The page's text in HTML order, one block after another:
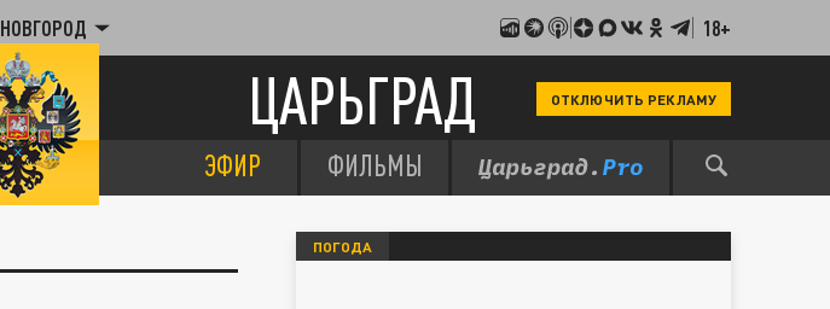
18+
ЦАРЬГРАД ОТКЛЮЧИТЬ РЕКЛАМУ
ЭФИР ФИЛЬМЫ
ПОГОДА